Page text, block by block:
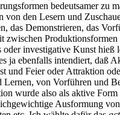
bedeutsamer zu
den Lesern und
das Demonstrieren, das
investigative Kunst
ebenfalls intendiert, daß
Feier oder Attraktion
von Vorführen und
wurde also als aktive
Ausformung